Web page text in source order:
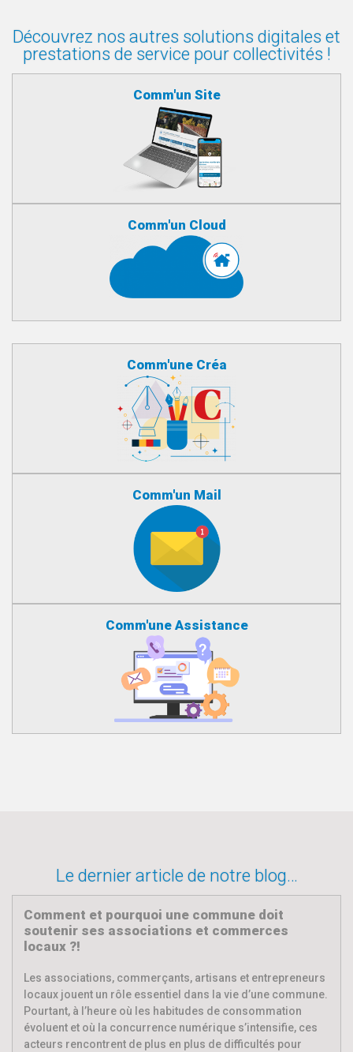
Découvrez nos autres solutions digitales et
prestations de service pour collectivités !
Comm'un Site
Comm'un Cloud
Comm'une Créa
Comm'un Mail
Comm'une Assistance
Le dernier article de notre blog…
Comment et pourquoi une commune doit
soutenir ses associations et commerces
locaux ?!
Les associations, commerçants, artisans et entrepreneurs
locaux jouent un rôle essentiel dans la vie d’une commune.
Pourtant, à l’heure où les habitudes de consommation
évoluent et où la concurrence numérique s’intensifie, ces
acteurs rencontrent de plus en plus de difficultés pour